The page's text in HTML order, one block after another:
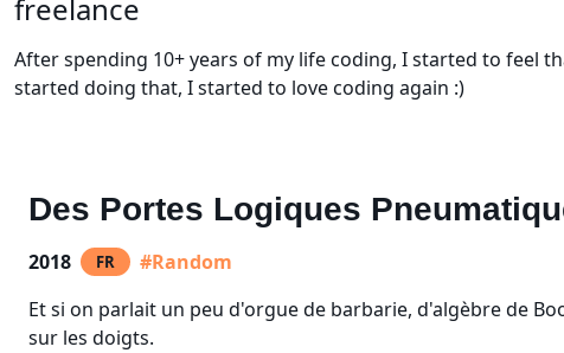
freelance
After spending 10+ years of my life coding, I started to feel
started doing that, I started to love coding again :)
Des Portes Logiques
2018 FR
#Random
Et si on parlait un peu d'orgue de barbarie, d'algèbre de
sur les doigts.